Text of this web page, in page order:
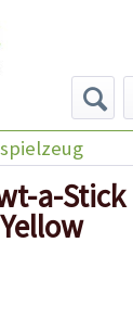
a-
Yellow